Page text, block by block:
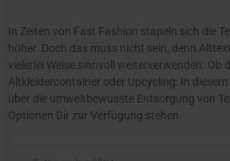
In Zeiten von Fast Fashion stapeln sich die
höher. Doch das muss nicht sein, denn
vielerlei Weise sinnvoll weiterverwenden. Ob
Altkleidercontainer oder Upcycling: In
über die umweltbewusste Entsorgung von
Optionen Dir zur Verfügung stehen.